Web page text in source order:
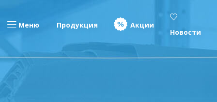
Меню Продукция
Акции
Новости